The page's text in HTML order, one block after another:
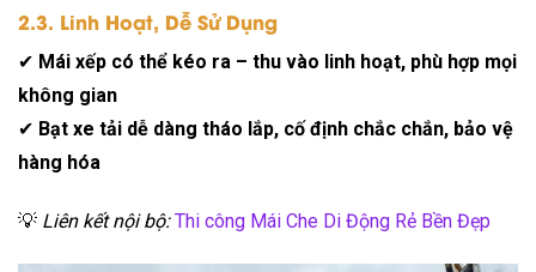
2.3. Linh Hoạt, Dễ Sử Dụng
✔ Mái xếp có thể kéo ra – thu vào linh hoạt, phù hợp mọi
không gian
✔ Bạt xe tải dễ dàng tháo lắp, cố định chắc chắn, bảo vệ
hàng hóa
💡 Liên kết nội bộ: Thi công Mái Che Di Động Rẻ Bền Đẹp